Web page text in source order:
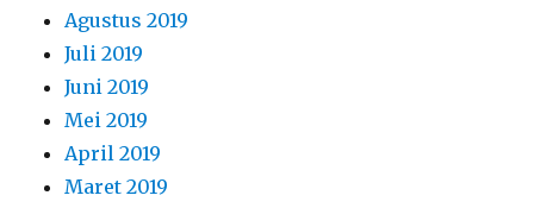
Agustus 2019
Juli 2019
Juni 2019
Mei 2019
April 2019
Maret 2019